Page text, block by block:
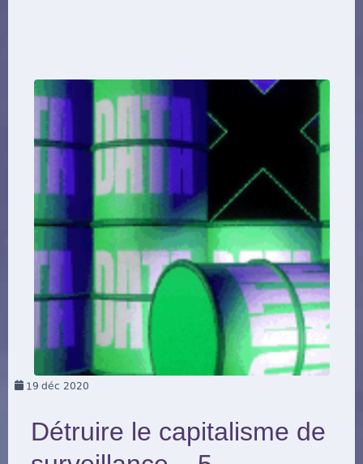
19 déc 2020
Détruire le capitalisme de